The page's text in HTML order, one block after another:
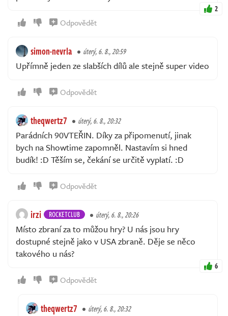
2
Odpovědět
simon-nevrla úterý, 6. 8., 20:59
Upřímně jeden ze slabších dílů ale stejně super video
Odpovědět
theqwertz7 úterý, 6. 8., 20:32
Parádních 90VTEŘIN. Díky za připomenutí, jinak
bych na Showtime zapomněl. Nastavím si hned
budík! :D Těším se, čekání se určitě vyplatí. :D
Odpovědět
irzi ROCKETCLUB úterý, 6. 8., 20:26
Místo zbraní za to můžou hry? U nás jsou hry
dostupné stejně jako v USA zbraně. Děje se něco
takového u nás?
6
Odpovědět
theqwertz7 úterý, 6. 8., 20:32